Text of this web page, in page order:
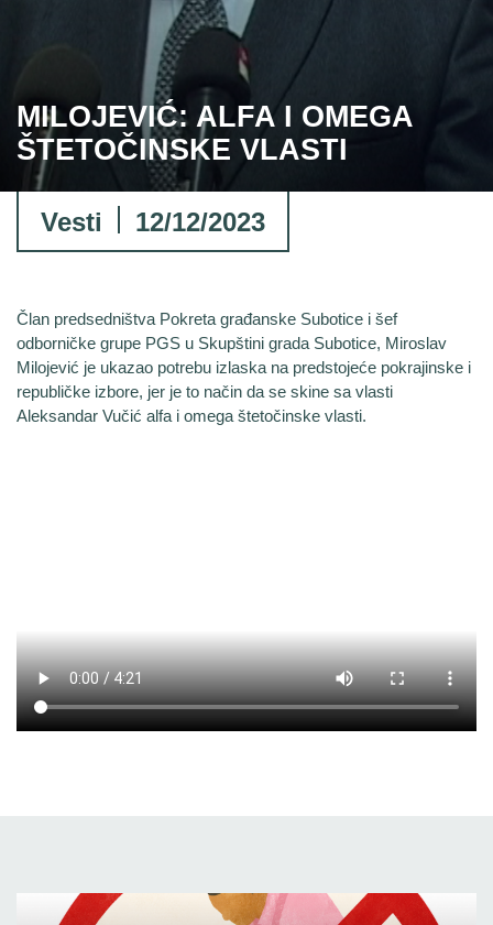
MILOJEVIĆ: ALFA I OMEGA
ŠTETOČINSKE VLASTI
Vesti 12/12/2023
Član predsedništva Pokreta građanske Subotice i šef
odborničke grupe PGS u Skupštini grada Subotice, Miroslav
Milojević je ukazao potrebu izlaska na predstojeće pokrajinske i
republičke izbore, jer je to način da se skine sa vlasti
Aleksandar Vučić alfa i omega štetočinske vlasti.